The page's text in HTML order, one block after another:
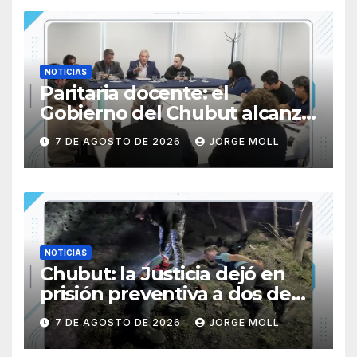
NOTICIAS
Paritaria docente: el
Gobierno del Chubut alcanzó
un acuerdo salarial con los
gremios del sector
7 DE AGOSTO DE 2026 JORGE MOLL
NOTICIAS
Chubut: la Justicia dejó en
prisión preventiva a dos de
los tres individuos
sorprendidos con un dron
7 DE AGOSTO DE 2026 JORGE MOLL